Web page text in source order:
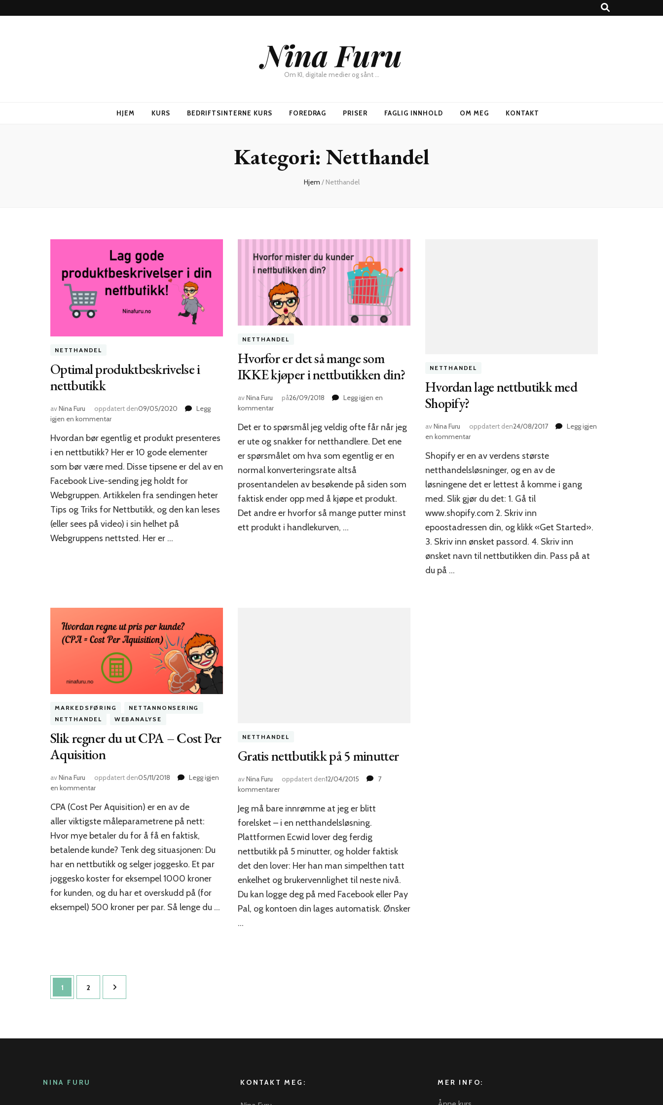
Nina Furu
Om KI, digitale medier og sånt …
HJEM KURS BEDRIFTSINTERNE KURS FOREDRAG PRISER FAGLIG INNHOLD OM MEG KONTAKT
Kategori:Netthandel
Hjem / Netthandel
NETTHANDEL
Optimal produktbeskrivelse i
nettbutikk
avNina Furu oppdatert den09/05/2020
Legg
igjen en kommentartil
produktbeskrivelse
i
Hvordan bør egentlig et produkt presenteres
i en nettbutikk? Her er 10 gode elementer
som bør være med. Disse tipsene er del av en
Facebook Live-sending jeg holdt for
Webgruppen. Artikkelen fra sendingen heter
Tips og Triks for Nettbutikk, og den kan leses
(eller sees på video) i sin helhet på
Webgruppens nettsted. Her er …
NETTHANDEL
Hvorfor er det så mange som
IKKE kjøper i nettbutikken din?
avNina Furu på26/09/2018
Legg igjen en
kommentartil
er
det
mange
som
IKKE
kjøper
i
nettbutikken
din?
Det er to spørsmål jeg veldig ofte får når jeg
er ute og snakker for netthandlere. Det ene
er spørsmålet om hva som egentlig er en
normal konverteringsrate altså
prosentandelen av besøkende på siden som
faktisk ender opp med å kjøpe et produkt.
Det andre er hvorfor så mange putter minst
ett produkt i handlekurven, …
NETTHANDEL
Hvordan lage nettbutikk med
Shopify?
avNina Furu oppdatert den24/08/2017
Legg igjen
en kommentartil
lage
nettbutikk
Shopify?
Shopify er en av verdens største
netthandelsløsninger, og en av de
løsningene det er lettest å komme i gang
med. Slik gjør du det: 1. Gå til
www.shopify.com 2. Skriv inn
epoostadressen din, og klikk «Get Started».
3. Skriv inn ønsket passord. 4. Skriv inn
ønsket navn til nettbutikken din. Pass på at
du på …
MARKEDSFØRING
NETTANNONSERING
NETTHANDEL
WEBANALYSE
Slik regner du ut CPA – Cost Per
Aquisition
avNina Furu oppdatert den05/11/2018
Legg igjen
en kommentartil
regner
du
CPA
–
Cost
Aquisition
CPA (Cost Per Aquisition) er en av de
aller viktigste måleparametrene på nett:
Hvor mye betaler du for å få en faktisk,
betalende kunde? Tenk deg situasjonen: Du
har en nettbutikk og selger joggesko. Et par
joggesko koster for eksempel 1000 kroner
for kunden, og du har et overskudd på (for
eksempel) 500 kroner per par. Så lenge du …
NETTHANDEL
Gratis nettbutikk på 5 minutter
avNina Furu oppdatert den12/04/2015
7
kommentarertil
nettbutikk
på
minutter
Jeg må bare innrømme at jeg er blitt
forelsket – i en netthandelsløsning.
Plattformen Ecwid lover deg ferdig
nettbutikk på 5 minutter, og holder faktisk
det den lover: Her han man simpelthen tatt
enkelhet og brukervennlighet til neste nivå.
Du kan logge deg på med Facebook eller Pay
Pal, og kontoen din lages automatisk. Ønsker
…
Sidepaginering
Side
1 Side
2
NINA FURU KONTAKT MEG: MER INFO: